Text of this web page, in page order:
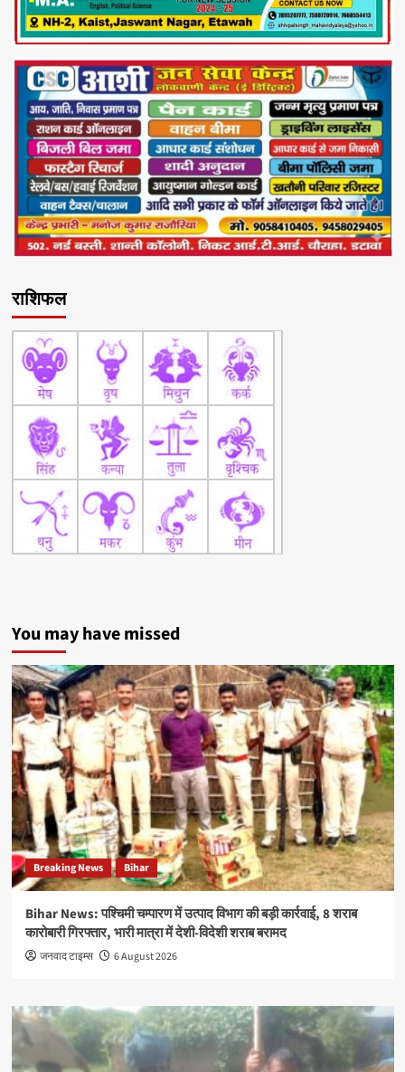
राशिफल
You may have missed
Breaking News Bihar
Bihar News: पश्चिमी चम्पारण में उत्पाद विभाग की बड़ी कार्रवाई, 8 शराब
कारोबारी गिरफ्तार, भारी मात्रा में देशी-विदेशी शराब बरामद
जनवाद टाइम्स 6 August 2026